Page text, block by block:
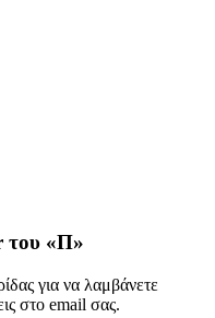
του «Π»
για να λαμβάνετε
στο email σας.